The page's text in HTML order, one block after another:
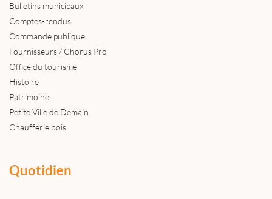
Bulletins municipaux
Comptes-rendus
Commande publique
Fournisseurs / Chorus Pro
Office du tourisme
Histoire
Patrimoine
Petite Ville de Demain
Chaufferie bois
Quotidien